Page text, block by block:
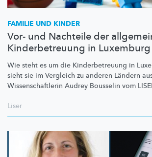
FAMILIE UND KINDER
Vor- und Nachteile der
Kinderbetreuung in Luxemburg
Wie steht es um die Kinderbetreuung in
sieht sie im Vergleich zu anderen Ländern
Wissenschaftlerin Audrey Bousselin vom
Liser